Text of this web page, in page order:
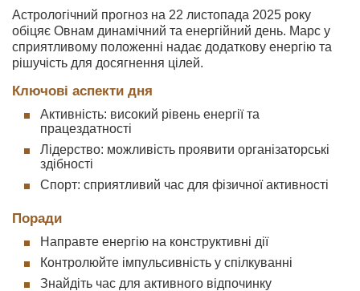
Астрологічний прогноз на 22 листопада 2025 року
обіцяє Овнам динамічний та енергійний день. Марс у
сприятливому положенні надає додаткову енергію та
рішучість для досягнення цілей.
Ключові аспекти дня
Активність: високий рівень енергії та
працездатності
Лідерство: можливість проявити організаторські
здібності
Спорт: сприятливий час для фізичної активності
Поради
Направте енергію на конструктивні дії
Контролюйте імпульсивність у спілкуванні
Знайдіть час для активного відпочинку